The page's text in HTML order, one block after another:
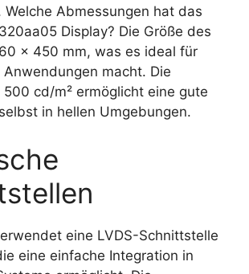
Welche Abmessungen hat das
Display? Die Größe des
x 450 mm, was es ideal für
macht. Die
cd/m² ermöglicht eine gute
in hellen Umgebungen.
eine LVDS-Schnittstelle
eine einfache Integration in